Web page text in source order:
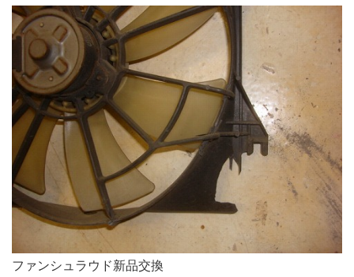
ファンシュラウド新品交換